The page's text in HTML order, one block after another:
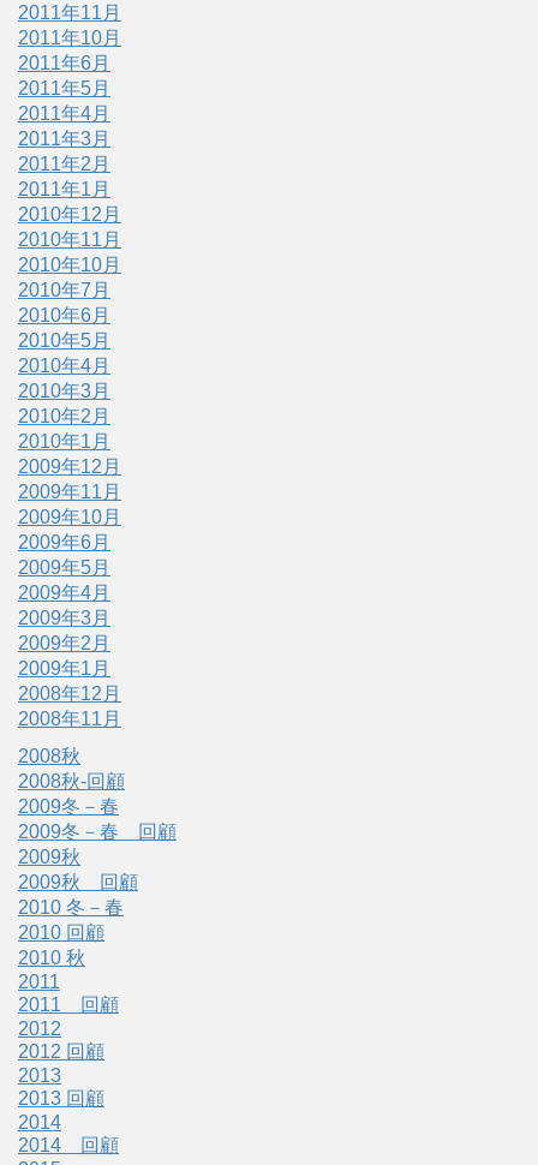
2011年11月
2011年10月
2011年6月
2011年5月
2011年4月
2011年3月
2011年2月
2011年1月
2010年12月
2010年11月
2010年10月
2010年7月
2010年6月
2010年5月
2010年4月
2010年3月
2010年2月
2010年1月
2009年12月
2009年11月
2009年10月
2009年6月
2009年5月
2009年4月
2009年3月
2009年2月
2009年1月
2008年12月
2008年11月
2008秋
2008秋-回顧
2009冬－春
2009冬－春 回顧
2009秋
2009秋 回顧
2010 冬－春
2010 回顧
2010 秋
2011
2011 回顧
2012
2012 回顧
2013
2013 回顧
2014
2014 回顧